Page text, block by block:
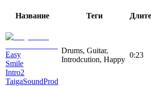
Название Теги
Easy
Smile
Intro2
TaigaSoundProd
Drums, Guitar,
Introdcution, Happy
0:23